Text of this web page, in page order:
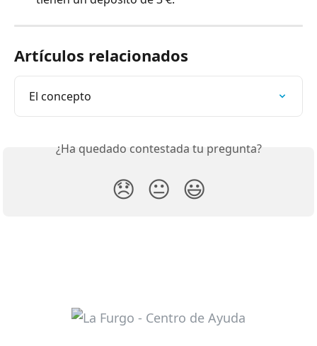
Artículos relacionados
El concepto
¿Ha quedado contestada tu pregunta?
😞 😐 😃